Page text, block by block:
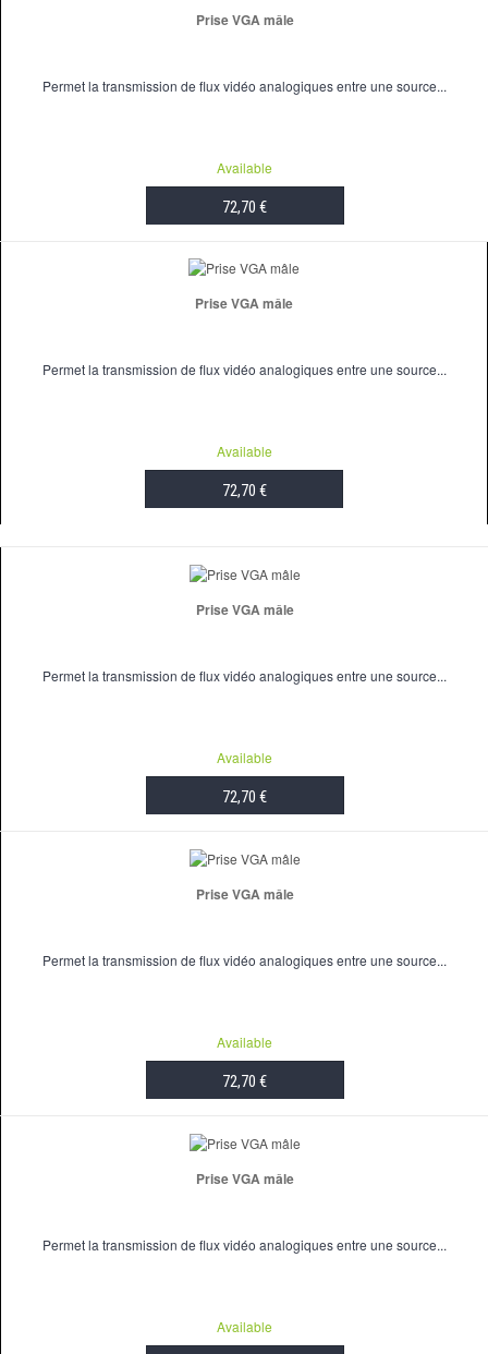
Prise VGA mâle
Permet la transmission de flux vidéo analogiques entre une source...
Available
72,70 €
Prise VGA mâle
Permet la transmission de flux vidéo analogiques entre une source...
Available
72,70 €
Prise VGA mâle
Permet la transmission de flux vidéo analogiques entre une source...
Available
72,70 €
Prise VGA mâle
Permet la transmission de flux vidéo analogiques entre une source...
Available
72,70 €
Prise VGA mâle
Permet la transmission de flux vidéo analogiques entre une source...
Available